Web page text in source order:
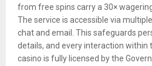
from free spins carry a 30×
The service is accessible via
chat and email. This safeguards
details, and every interaction within
casino is fully licensed by the